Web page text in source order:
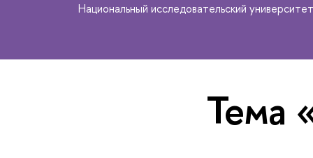
Национальный исследовательский
Тема